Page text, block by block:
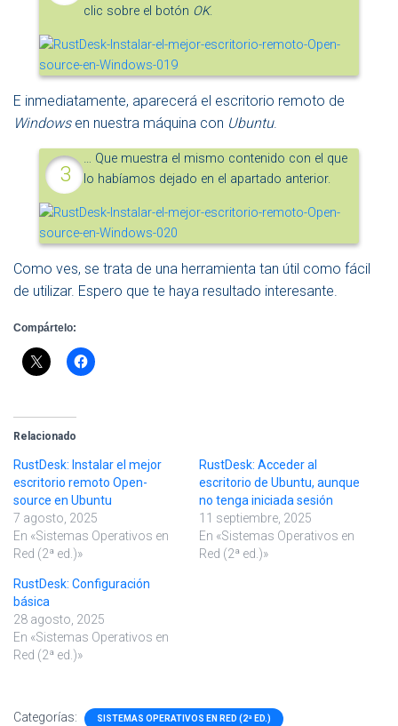
clic sobre el botón OK.
E inmediatamente, aparecerá el escritorio remoto de
Windowsen nuestra máquina con Ubuntu.
… Que muestra el mismo contenido con el que
lo habíamos dejado en el apartado anterior.
Como ves, se trata de una herramienta tan útil como fácil
de utilizar. Espero que te haya resultado interesante.
Compártelo:
Relacionado
RustDesk: Instalar el mejor
escritorio remoto Open-
source en Ubuntu
7 agosto, 2025
En «Sistemas Operativos en
Red (2ª ed.)»
RustDesk: Acceder al
escritorio de Ubuntu, aunque
no tenga iniciada sesión
11 septiembre, 2025
En «Sistemas Operativos en
Red (2ª ed.)»
RustDesk: Configuración
básica
28 agosto, 2025
En «Sistemas Operativos en
Red (2ª ed.)»
Categorías: SISTEMAS OPERATIVOS EN RED (2ª ED.)